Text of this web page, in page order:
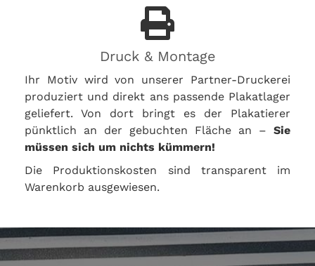
Druck & Montage
Ihr Motiv wird von unserer Partner-Druckerei
produziert und direkt ans passende Plakatlager
geliefert. Von dort bringt es der Plakatierer
pünktlich an der gebuchten Fläche an – Sie
müssen sich um nichts kümmern!
Die Produktionskosten sind transparent im
Warenkorb ausgewiesen.